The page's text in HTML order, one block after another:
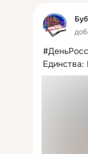
Единства: